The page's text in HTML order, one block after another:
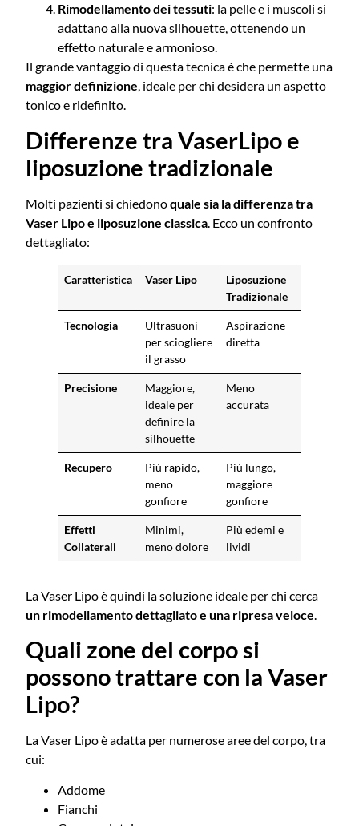
Rimodellamento dei tessuti: la pelle e i muscoli si
adattano alla nuova silhouette, ottenendo un
effetto naturale e armonioso.
Il grande vantaggio di questa tecnica è che permette una
maggior definizione, ideale per chi desidera un aspetto
tonico e ridefinito.
Differenze tra VaserLipo e
liposuzione tradizionale
Molti pazienti si chiedonoquale sia la differenza tra
Vaser Lipo e liposuzione classica . Ecco un confronto
dettagliato:
Caratteristica Vaser Lipo
Liposuzione
Tradizionale
Tecnologia
Ultrasuoni
per sciogliere
il grasso
Aspirazione
diretta
Precisione
Maggiore,
ideale per
definire la
silhouette
Meno
accurata
Recupero
Più rapido,
meno
gonfiore
Più lungo,
maggiore
gonfiore
Effetti
Collaterali
Minimi,
meno dolore
Più edemi e
lividi
La Vaser Lipo è quindi la soluzione ideale per chi cerca
un rimodellamento dettagliato e una ripresa veloce
Quali zone del corpo si
possono trattare con la Vaser
Lipo?
La Vaser Lipo è adatta per numerose aree del corpo, tra
cui:
Addome
Fianchi